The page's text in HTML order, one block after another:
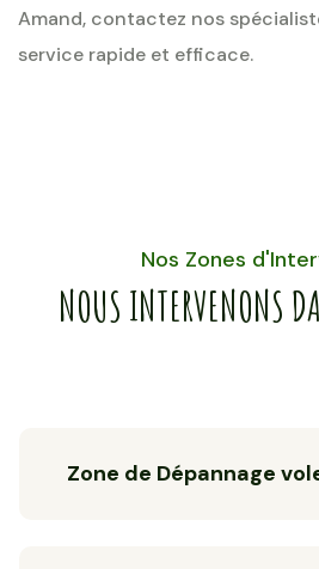
Amand, contactez nos
service rapide et efficace.
Nos Zones
NOUS INTERVENONS
Zone de Dépannage